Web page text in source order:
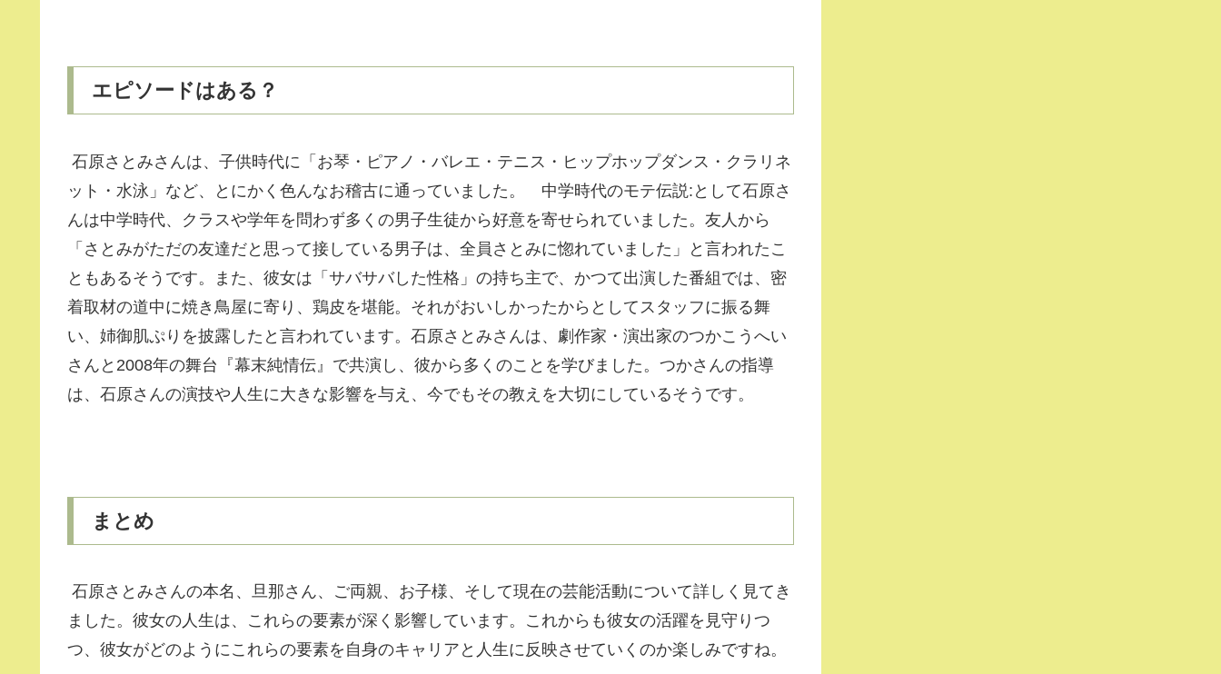
エピソードはある？
石原さとみさんは、子供時代に「お琴・ピアノ・バレエ・テニス・ヒップホップダンス・クラリネ
ット・水泳」など、とにかく色んなお稽古に通っていました。 中学時代のモテ伝説:として石原さ
んは中学時代、クラスや学年を問わず多くの男子生徒から好意を寄せられていました。友人から
「さとみがただの友達だと思って接している男子は、全員さとみに惚れていました」と言われたこ
ともあるそうです。また、彼女は「サバサバした性格」の持ち主で、かつて出演した番組では、密
着取材の道中に焼き鳥屋に寄り、鶏皮を堪能。それがおいしかったからとしてスタッフに振る舞
い、姉御肌ぷりを披露したと言われています。石原さとみさんは、劇作家・演出家のつかこうへい
さんと2008年の舞台『幕末純情伝』で共演し、彼から多くのことを学びました。つかさんの指導
は、石原さんの演技や人生に大きな影響を与え、今でもその教えを大切にしているそうです。
まとめ
石原さとみさんの本名、旦那さん、ご両親、お子様、そして現在の芸能活動について詳しく見てき
ました。彼女の人生は、これらの要素が深く影響しています。これからも彼女の活躍を見守りつ
つ、彼女がどのようにこれらの要素を自身のキャリアと人生に反映させていくのか楽しみですね。